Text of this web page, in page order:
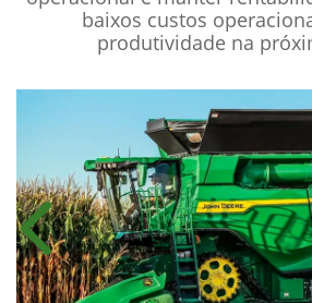
baixos custos
produtividade na
Anterior